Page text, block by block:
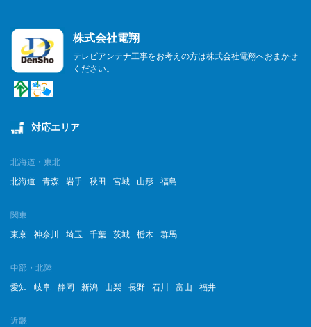
株式会社電翔
テレビアンテナ工事をお考えの方は株式会社電翔へおまかせ
ください。
対応エリア
北海道・東北
北海道
青森 岩手 秋田 宮城 山形 福島
関東
東京
神奈川 埼玉 千葉 茨城 栃木 群馬
中部・北陸
愛知
岐阜 静岡 新潟 山梨 長野 石川 富山 福井
近畿